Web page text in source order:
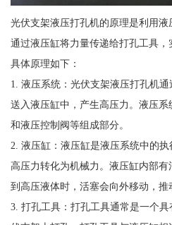
光伏支架液压打孔机的原理是利用液
通过液压缸将力量传递给打孔工具，
具体原理如下：
1. 液压系统：光伏支架液压打孔机通
送入液压缸中，产生高压力。液压
和液压控制阀等组成部分。
2. 液压缸：液压缸是液压系统中的
高压力转化为机械力。液压缸内部
到高压液体时，活塞会向外移动，推
3. 打孔工具：打孔工具通常是一个